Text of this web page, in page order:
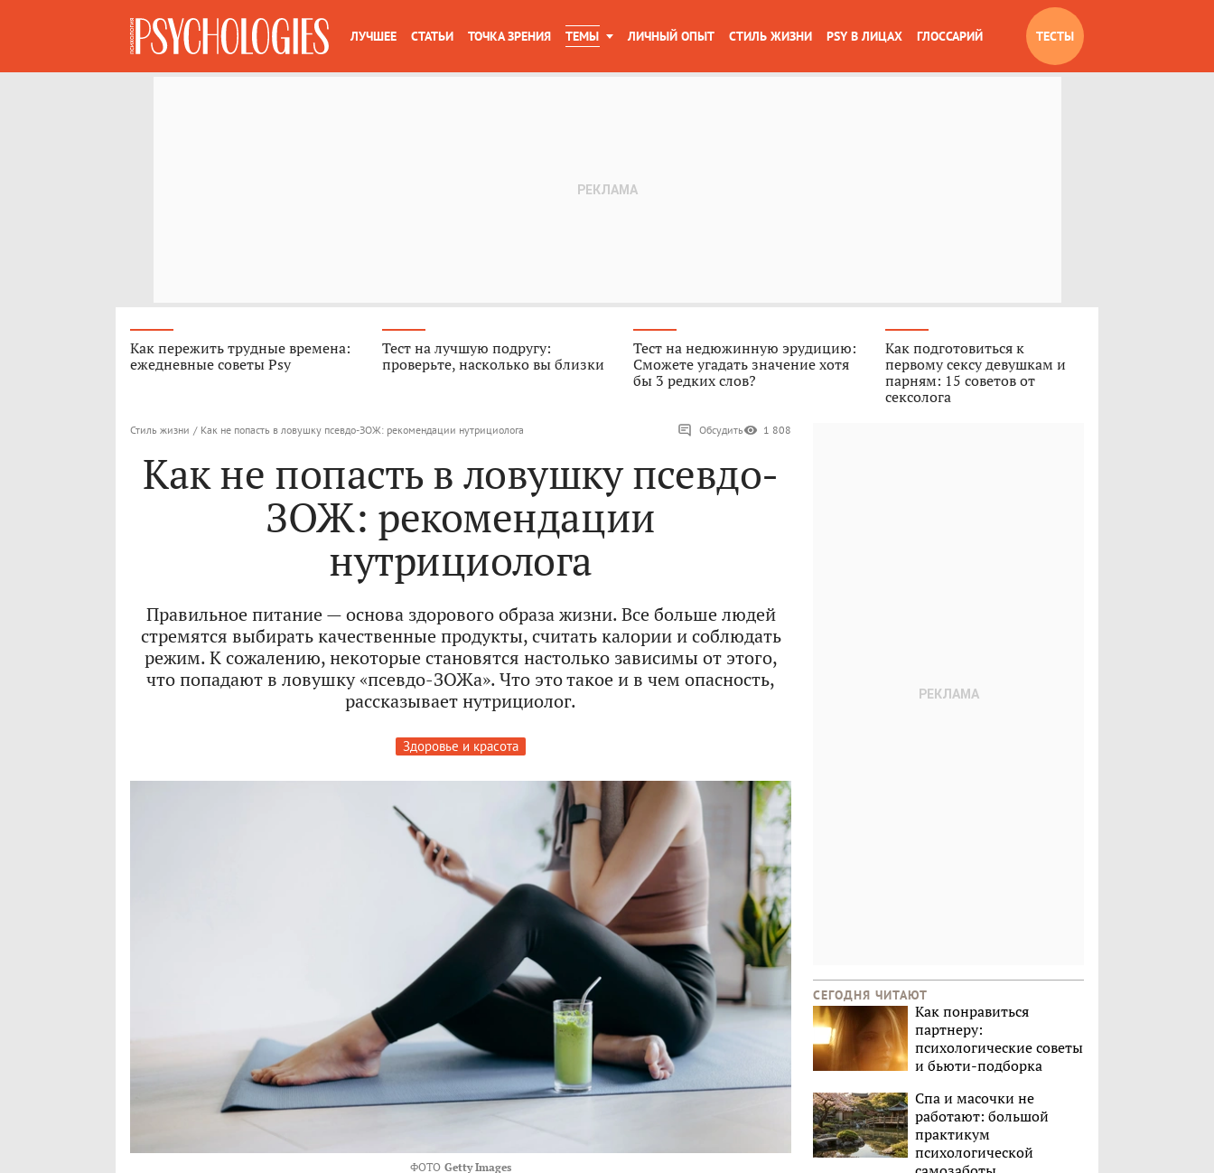
ЛУЧШЕЕ СТАТЬИ ТОЧКА ЗРЕНИЯ ТЕМЫ ЛИЧНЫЙ ОПЫТ СТИЛЬ ЖИЗНИ PSY В ЛИЦАХ ГЛОССАРИЙ ТЕСТЫ
Как пережить трудные времена:
ежедневные советы Psy
Тест на лучшую подругу:
проверьте, насколько вы близки
Тест на недюжинную эрудицию:
Сможете угадать значение хотя
бы 3 редких слов?
Как подготовиться к
первому сексу девушкам и
парням: 15 советов от
сексолога
Стиль жизни / Как не попасть в ловушку псевдо-ЗОЖ: рекомендации нутрициолога Обсудить 1 808
Как не попасть в ловушку псевдо-
ЗОЖ: рекомендации
нутрициолога
Правильное питание — основа здорового образа жизни. Все больше людей
стремятся выбирать качественные продукты, считать калории и соблюдать
режим. К сожалению, некоторые становятся настолько зависимы от этого,
что попадают в ловушку «псевдо-ЗОЖа». Что это такое и в чем опасность,
рассказывает нутрициолог.
Здоровье и красота
ФОТО Getty Images
СЕГОДНЯ ЧИТАЮТ
Как понравиться
партнеру:
психологические советы
и бьюти-подборка
Спа и масочки не
работают: большой
практикум
психологической